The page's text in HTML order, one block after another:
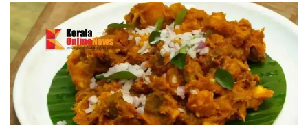
പരിശോധിച്ച് റിപ്പോർട്ട് കോടതിയിൽ സമർപ്പിക്കണമെന്